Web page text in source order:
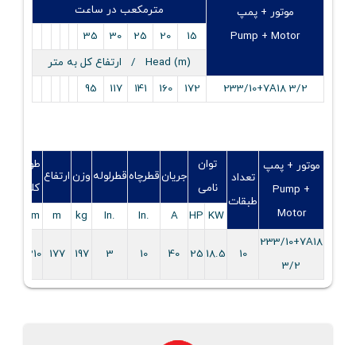
موتور + پمپ
Pump + Motor
مترمکعب در ساعت
15
20
25
30
35
Head (m) / ارتفاع کل به متر
233/10+7A18 3/2
172
160
141
117
95
موتور + پمپ
Pump +
Motor
تعداد
طبقات
توان
نامی
جریانقطرچاهقطرلوله وزن ارتفاع
طول
کلی
KW
HP
A
.In
.In
kg
m
mm
233/10+7A18
3/2
10
18.5
25
40
10
3
197
177
2210